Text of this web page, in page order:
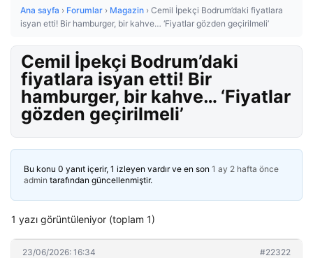
Ana sayfa › Forumlar › Magazin › Cemil İpekçi Bodrum’daki fiyatlara
isyan etti! Bir hamburger, bir kahve… ‘Fiyatlar gözden geçirilmeli’
Cemil İpekçi Bodrum’daki
fiyatlara isyan etti! Bir
hamburger, bir kahve… ‘Fiyatlar
gözden geçirilmeli’
Bu konu 0 yanıt içerir, 1 izleyen vardır ve en son 1 ay 2 hafta önce
admin tarafından güncellenmiştir.
1 yazı görüntüleniyor (toplam 1)
23/06/2026: 16:34 #22322